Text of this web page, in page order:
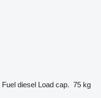
Fuel diesel Load cap. 75 kg